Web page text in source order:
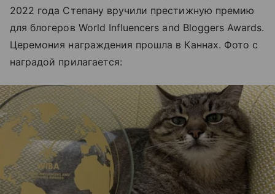
2022 года Степану вручили престижную премию
для блогеров World Influencers and Bloggers Awards.
Церемония награждения прошла в Каннах. Фото с
наградой прилагается: